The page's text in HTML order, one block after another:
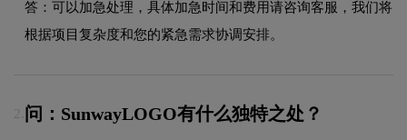
答：可以加急处理，具体加急时间和费用请咨询客服，我们将
根据项目复杂度和您的紧急需求协调安排。
2. 问：SunwayLOGO有什么独特之处？